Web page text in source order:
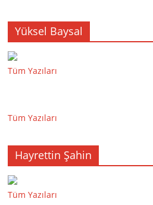
Yüksel Baysal
Tüm Yazıları
Tüm Yazıları
Hayrettin Şahin
Tüm Yazıları